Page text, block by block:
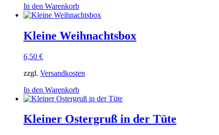
In den Warenkorb
Kleine Weihnachtsbox
6,50 €
zzgl. Versandkosten
In den Warenkorb
Kleiner Ostergruß in der Tüte